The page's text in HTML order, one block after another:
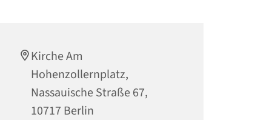
Kirche Am
Hohenzollernplatz,
Nassauische Straße 67,
10717 Berlin